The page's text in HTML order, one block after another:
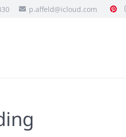
p.affeld@icloud.com